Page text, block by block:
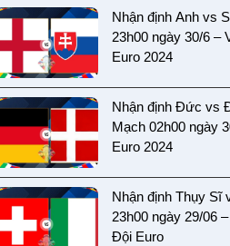
Nhận định Anh vs
23h00 ngày 30/6 –
Euro 2024
Nhận định Đức vs
Mạch 02h00 ngày
Euro 2024
Nhận định Thụy Sĩ
23h00 ngày 29/06
Đội Euro